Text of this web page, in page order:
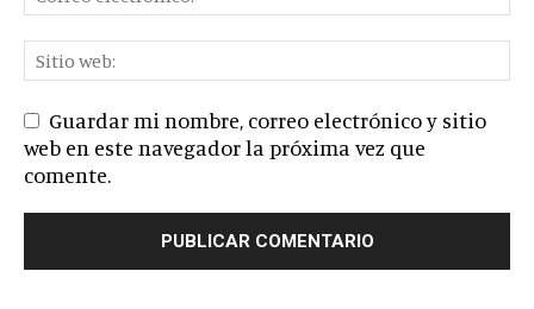
Guardar mi nombre, correo electrónico y sitio
web en este navegador la próxima vez que
comente.